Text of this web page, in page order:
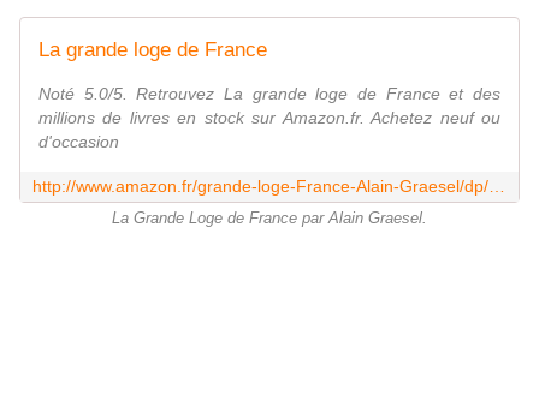
La grande loge de France
Noté 5.0/5. Retrouvez La grande loge de France et des
millions de livres en stock sur Amazon.fr. Achetez neuf ou
d'occasion
La Grande Loge de France par Alain Graesel.